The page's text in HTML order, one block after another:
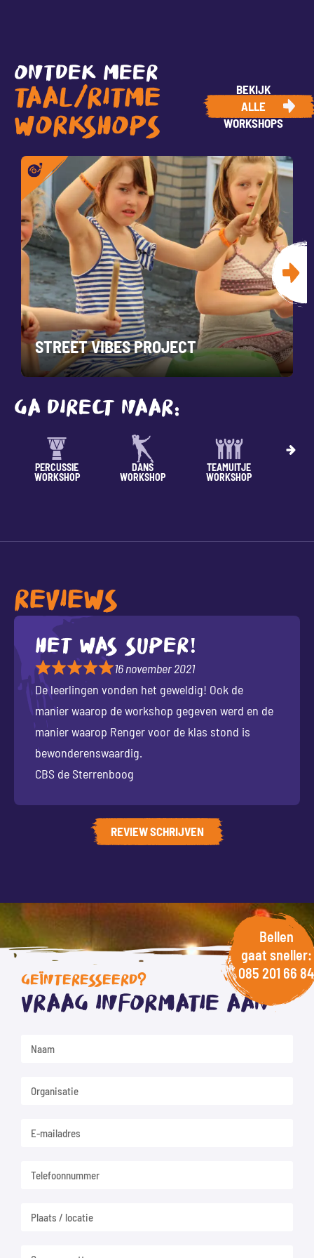
ONTDEK MEER
TAAL/RITME
WORKSHOPS
BEKIJK
ALLE
WORKSHOPS
RAPWORKSHOP VOOR KINDEREN
GA DIRECT NAAR:
SPORT
WORKSHOP
TAAL/RITME
TECHNIEK
WORKSHOP
REVIEWS
Het was super!
16 november 2021
De leerlingen vonden het geweldig! Ook de
manier waarop de workshop gegeven werd en de
manier waarop Renger voor de klas stond is
bewonderenswaardig.
CBS de Sterrenboog
REVIEW SCHRIJVEN
Bellen
gaat sneller:
085 201 66 84
GEÏNTERESSEERD?
Vraag informatie aan